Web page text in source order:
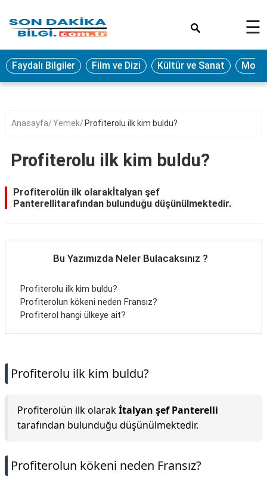
Eğitim
Ekonomi
Seyahat
Oyun
Yaşam
☰
Faydalı Bilgiler Film ve Dizi Kültür ve Sanat
Anasayfa Yemek Profiterolu ilk kim buldu?
Profiterolu ilk kim buldu?
Profiterolün ilk olarakİtalyan şef
Panterellitarafından bulunduğu düşünülmektedir.
Bu Yazımızda Neler Bulacaksınız ?
Profiterolu ilk kim buldu?
Profiterolun kökeni neden Fransız?
Profiterol hangi ülkeye ait?
Profiterolu ilk kim buldu?
Profiterolün ilk olarakİtalyan şef Panterelli
tarafından bulunduğu düşünülmektedir.
Profiterolun kökeni neden Fransız?